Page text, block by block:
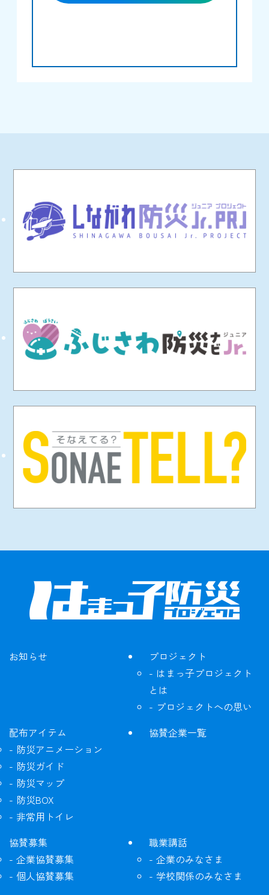
お知らせ
プロジェクト
はまっ子プロジェクト
とは
プロジェクトへの思い
配布アイテム
防災アニメーション
防災ガイド
防災マップ
防災BOX
非常用トイレ
協賛企業一覧
協賛募集
企業協賛募集
個人協賛募集
職業講話
企業のみなさま
学校関係のみなさま